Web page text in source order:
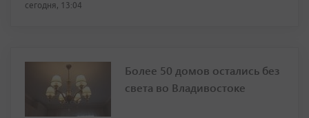
сегодня, 13:04
Более 50 домов остались без
света во Владивостоке